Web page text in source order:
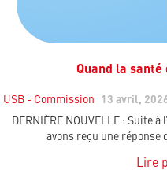
Quand la
USB - Commission
13 avril,
DERNIÈRE NOUVELLE : Suite
avons reçu une
Lire